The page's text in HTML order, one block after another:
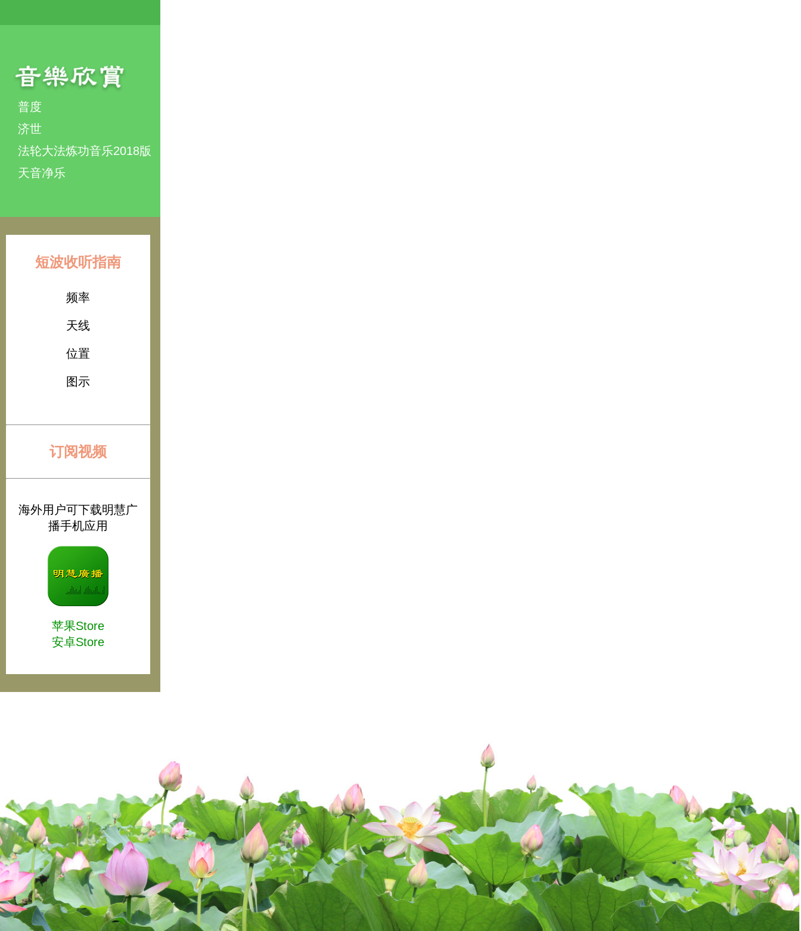
普度
济世
法轮大法炼功音乐2018版
天音净乐
短波收听指南
频率
天线
位置
图示
订阅视频
海外用户可下载明慧广
播手机应用
苹果Store
安卓Store